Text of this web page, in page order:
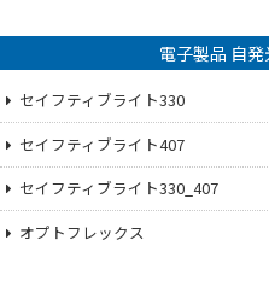
電子製品 自
セイフティブライト330
セイフティブライト407
セイフティブライト330_407
オプトフレックス